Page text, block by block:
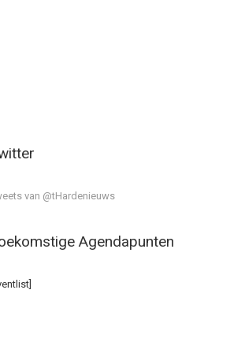
van @tHardenieuws
Agendapunten